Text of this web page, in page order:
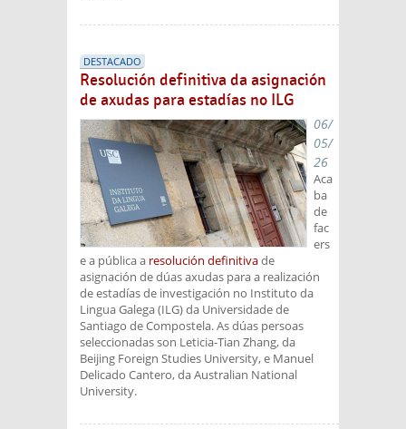
DESTACADO
Resolución definitiva da asignación
de axudas para estadías no ILG
06/
05/
26
Aca
ba
de
fac
ers
e a pública a resolución definitivade
asignación de dúas axudas para a realización
de estadías de investigación no Instituto da
Lingua Galega (ILG) da Universidade de
Santiago de Compostela. As dúas persoas
seleccionadas son Leticia-Tian Zhang, da
Beijing Foreign Studies University, e Manuel
Delicado Cantero, da Australian National
University.